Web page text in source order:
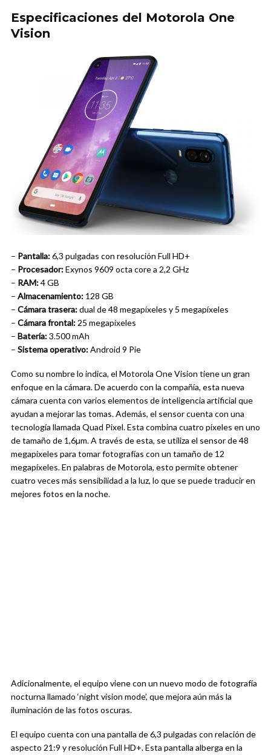
Especificaciones del Motorola One
Vision
– Pantalla:6,3 pulgadas con resolución Full HD+
– Procesador:Exynos 9609 octa core a 2,2 GHz
– RAM:4 GB
– Almacenamiento: 128 GB
– Cámara trasera:dual de 48 megapíxeles y 5 megapíxeles
– Cámara frontal:25 megapíxeles
– Batería:3.500 mAh
– Sistema operativo:Android 9 Pie
Como su nombre lo indica, el Motorola One Vision tiene un gran
enfoque en la cámara. De acuerdo con la compañía, esta nueva
cámara cuenta con varios elementos de inteligencia artificial que
ayudan a mejorar las tomas. Además, el sensor cuenta con una
tecnología llamada Quad Pixel. Esta combina cuatro píxeles en uno
de tamaño de 1,6µm. A través de esta, se utiliza el sensor de 48
megapíxeles para tomar fotografías con un tamaño de 12
megapíxeles. En palabras de Motorola, esto permite obtener
cuatro veces más sensibilidad a la luz, lo que se puede traducir en
mejores fotos en la noche.
Adicionalmente, el equipo viene con un nuevo modo de fotografía
nocturna llamado ‘night vision mode’, que mejora aún más la
iluminación de las fotos oscuras.
El equipo cuenta con una pantalla de 6,3 pulgadas con relación de
aspecto 21:9 y resolución Full HD+. Esta pantalla alberga en la